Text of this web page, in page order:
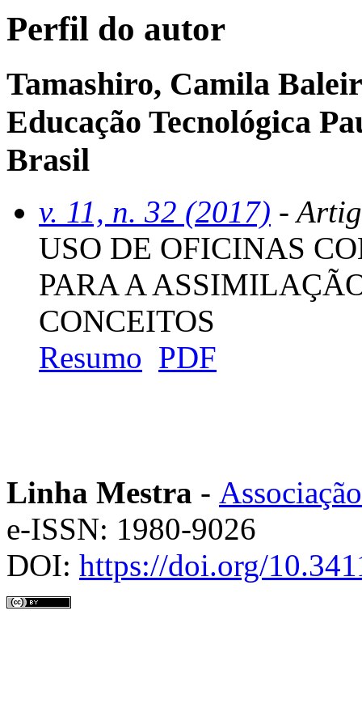
Perfil do autor
Tamashiro, Camila
Educação Tecnológica
Brasil
v. 11, n. 32 (2017) -
USO DE OFICINAS
PARA A
CONCEITOS
Resumo PDF
Linha Mestra -
e-ISSN: 1980-9026
DOI: https://doi.org/